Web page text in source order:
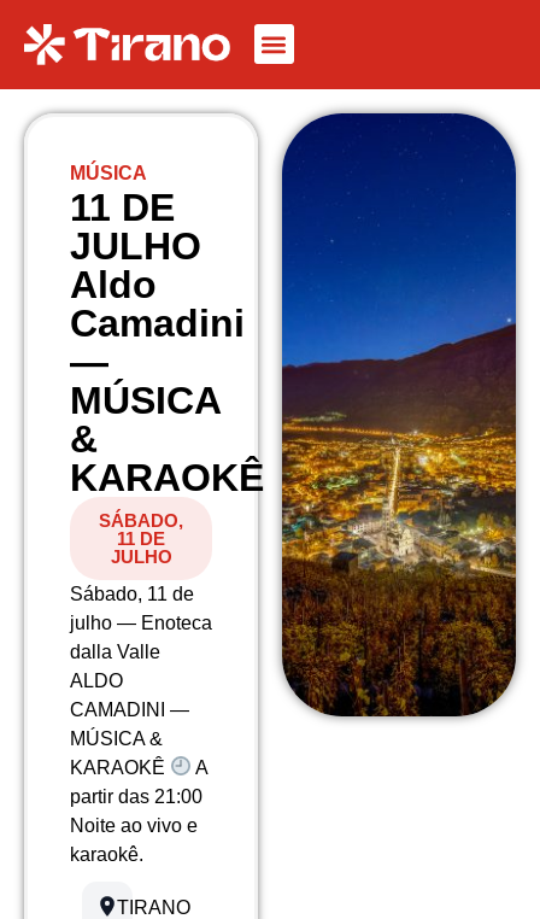
MÚSICA
11 DE
JULHO
Aldo
Camadini
—
MÚSICA
&
KARAOKÊ
SÁBADO,
11 DE
JULHO
Sábado, 11 de
julho — Enoteca
dalla Valle
ALDO
CAMADINI —
MÚSICA &
KARAOKÊ
A
partir das 21:00
Noite ao vivo e
karaokê.
TIRANO